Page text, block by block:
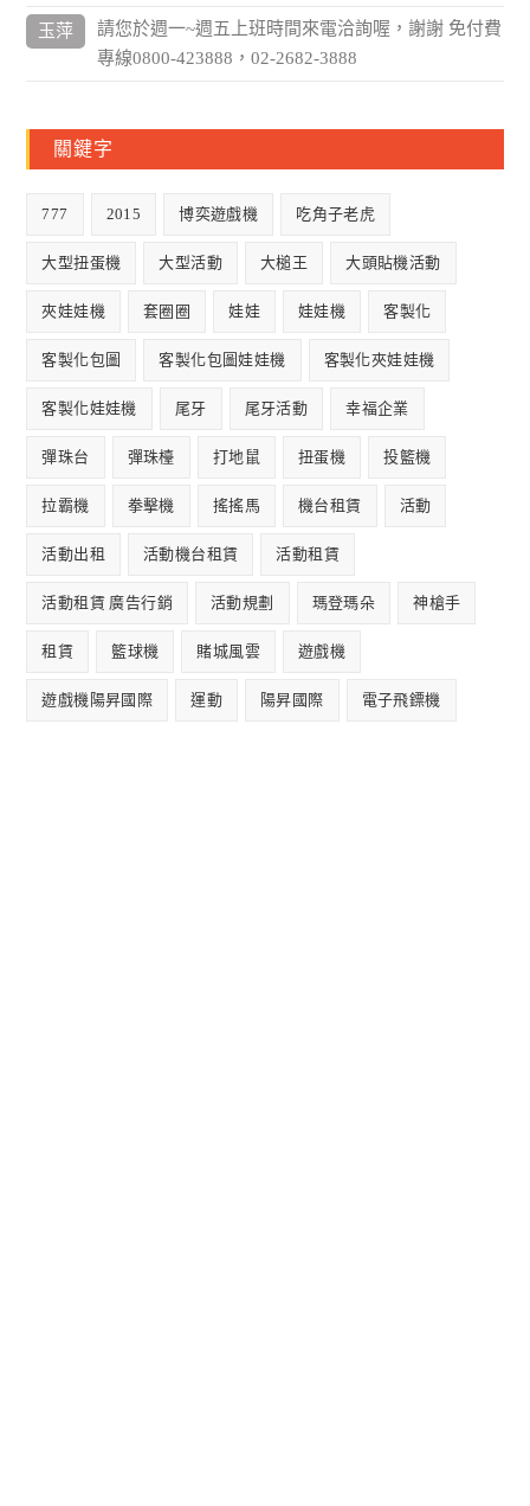
玉萍
請您於週一~週五上班時間來電洽詢喔，謝謝 免付費
專線0800-423888，02-2682-3888
關鍵字
777 2015 博奕遊戲機 吃角子老虎
大型扭蛋機 大型活動 大槌王 大頭貼機活動
夾娃娃機 套圈圈 娃娃 娃娃機 客製化
客製化包圖 客製化包圖娃娃機 客製化夾娃娃機
客製化娃娃機 尾牙 尾牙活動 幸福企業
彈珠台 彈珠檯 打地鼠 扭蛋機 投籃機
拉霸機 拳擊機 搖搖馬 機台租賃 活動
活動出租 活動機台租賃 活動租賃
活動租賃 廣告行銷 活動規劃 瑪登瑪朵 神槍手
租賃 籃球機 賭城風雲 遊戲機
遊戲機陽昇國際 運動 陽昇國際 電子飛鏢機